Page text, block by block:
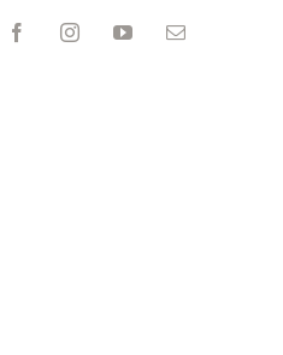
FacebookInstagramYouTubeEmail